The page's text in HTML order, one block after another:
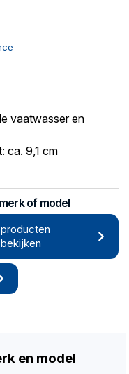
vaatwasser en
ca. 9,1 cm
of model
producten
bekijken
en model